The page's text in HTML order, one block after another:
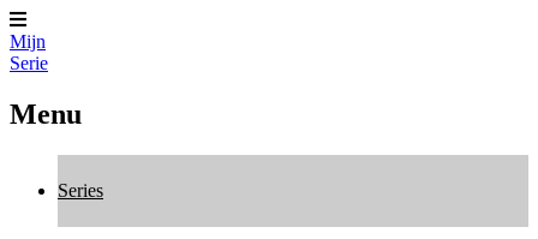
Mijn
Serie
Menu
Series